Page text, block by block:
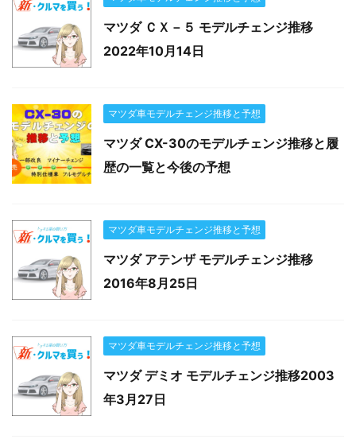
マツダ ＣＸ－５ モデルチェンジ推移
2022年10月14日
マツダ車モデルチェンジ推移と予想
マツダ CX-30のモデルチェンジ推移と履
歴の一覧と今後の予想
マツダ車モデルチェンジ推移と予想
マツダ アテンザ モデルチェンジ推移
2016年8月25日
マツダ車モデルチェンジ推移と予想
マツダ デミオ モデルチェンジ推移2003
年3月27日